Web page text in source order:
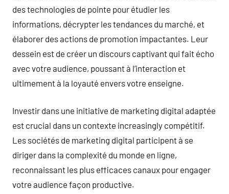
des technologies de pointe pour étudier les
informations, décrypter les tendances du marché, et
élaborer des actions de promotion impactantes. Leur
dessein est de créer un discours captivant qui fait écho
avec votre audience, poussant à l’interaction et
ultimement à la loyauté envers votre enseigne.
Investir dans une initiative de marketing digital adaptée
est crucial dans un contexte increasingly compétitif.
Les sociétés de marketing digital participent à se
diriger dans la complexité du monde en ligne,
reconnaissant les plus efficaces canaux pour engager
votre audience façon productive.